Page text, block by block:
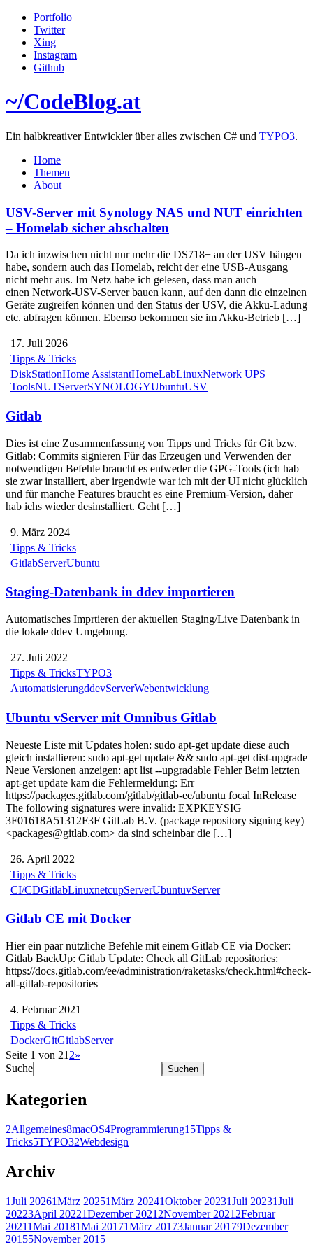
Portfolio
Twitter
Xing
Instagram
Github
~/CodeBlog.at
Ein halbkreativer Entwickler über alles zwischen C# und TYPO3.
Home
Themen
About
USV-Server mit Synology NAS und NUT einrichten
– Homelab sicher abschalten
Da ich inzwischen nicht nur mehr die DS718+ an der USV hängen
habe, sondern auch das Homelab, reicht der eine USB-Ausgang
nicht mehr aus. Im Netz habe ich gelesen, dass man auch
einen Network-USV-Server bauen kann, auf den dann die einzelnen
Geräte zugreifen können und den Status der USV, die Akku-Ladung
etc. abfragen können. Ebenso bekommen sie im Akku-Betrieb […]
17. Juli 2026
Tipps & Tricks
DiskStationHome AssistantHomeLabLinuxNetwork UPS
ToolsNUTServerSYNOLOGYUbuntuUSV
Gitlab
Dies ist eine Zusammenfassung von Tipps und Tricks für Git bzw.
Gitlab: Commits signieren Für das Erzeugen und Verwenden der
notwendigen Befehle braucht es entweder die GPG-Tools (ich hab
sie zwar installiert, aber irgendwie war ich mit der UI nicht glücklich
und für manche Features braucht es eine Premium-Version, daher
hab ichs wieder desinstalliert. Geht […]
9. März 2024
Tipps & Tricks
GitlabServerUbuntu
Staging-Datenbank in ddev importieren
Automatisches Imprtieren der aktuellen Staging/Live Datenbank in
die lokale ddev Umgebung.
27. Juli 2022
Tipps & TricksTYPO3
AutomatisierungddevServerWebentwicklung
Ubuntu vServer mit Omnibus Gitlab
Neueste Liste mit Updates holen: sudo apt-get update diese auch
gleich installieren: sudo apt-get update && sudo apt-get dist-upgrade
Neue Versionen anzeigen: apt list --upgradable Fehler Beim letzten
apt-get update kam die Fehlermeldung: Err
https://packages.gitlab.com/gitlab/gitlab-ee/ubuntu focal InRelease
The following signatures were invalid: EXPKEYSIG
3F01618A51312F3F GitLab B.V. (package repository signing key)
<packages@gitlab.com> da sind scheinbar die […]
26. April 2022
Tipps & Tricks
CI/CDGitlabLinuxnetcupServerUbuntuvServer
Gitlab CE mit Docker
Hier ein paar nützliche Befehle mit einem Gitlab CE via Docker:
Gitlab BackUp: Gitlab Update: Check all GitLab repositories:
https://docs.gitlab.com/ee/administration/raketasks/check.html#check-
all-gitlab-repositories
4. Februar 2021
Tipps & Tricks
DockerGitGitlabServer
Seite 1 von 21 2»
Suche
Suchen
Kategorien
2Allgemeines8macOS4Programmierung15Tipps &
Tricks5TYPO32Webdesign
Archiv
1Juli 20261März 20251März 20241Oktober 20231Juli 20231Juli
20223April 20221Dezember 2021 2November 2021 2Februar
20211Mai 20181Mai 20171März 20173Januar 20179Dezember
20155November 2015